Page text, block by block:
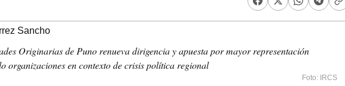
Originarias de Puno renueva dirigencia y apuesta por mayor representación
organizaciones en contexto de crisis política regional
Foto: IRCS